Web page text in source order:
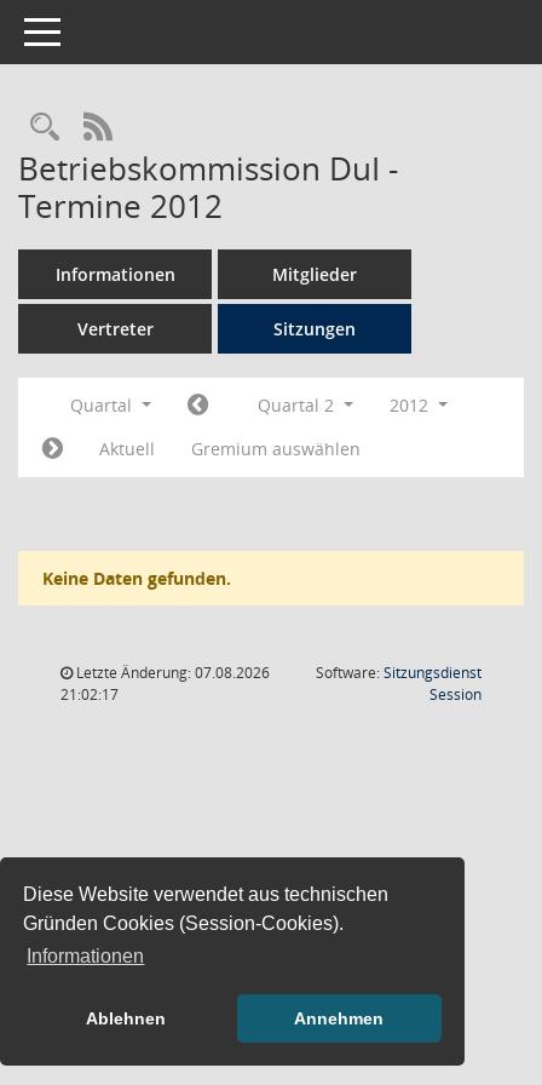
Diese Website verwendet aus technischen
Gründen Cookies (Session-Cookies).
Informationen
Ablehnen Annehmen
Toggle navigation
Rechercheauswahl
RSS-Feed
Betriebskommission DuI -
Termine 2012
Informationen Mitglieder
Vertreter Sitzungen
Quartal Quartal 2
2012
Aktuell
Gremium auswählen
Keine Daten gefunden.
Letzte Änderung: 07.08.2026
21:02:17
Software:Sitzungsdienst
Session(Wird in